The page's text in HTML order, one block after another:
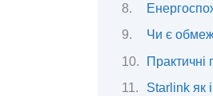
Чи є
Starlink як